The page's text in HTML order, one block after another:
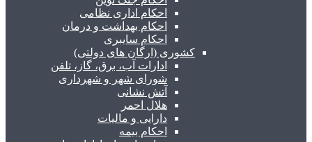
احکام اداری نظامی
احکام بهداشت و درمان
احکام سایبری
کشوری (ارگان های دولتی)
ادارات آب، برق، گاز، تلفن
شورای شهر و شهرداری
آتش نشانی
هلال احمر
دارایی و مالیات
احکام بیمه